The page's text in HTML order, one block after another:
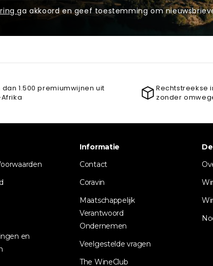
ga akkoord en geef toestemming om
dan 1.500 premiumwijnen uit
Rechtstreekse
zonder
en
Informatie
Contact
Coravin
Maatschappelijk
Verantwoord
Ondernemen
Veelgestelde vragen
The WineClub